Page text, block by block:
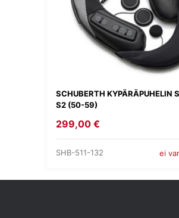
SCHUBERTH KYPÄRÄPUHELIN
S2 (50-59)
299,00 €
SHB-511-132 ei